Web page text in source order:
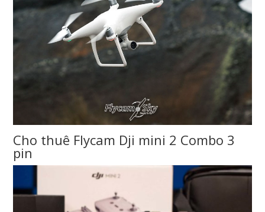
Cho thuê Flycam Dji mini 2 Combo 3
pin